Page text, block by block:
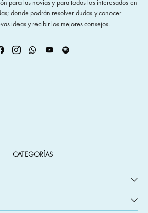
para las novias y para todos los interesados en
donde podrán resolver dudas y conocer
ideas y recibir los mejores consejos.
CATEGORÍAS